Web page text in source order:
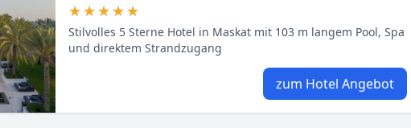
★★★★★
★★★★★
Stilvolles 5 Sterne Hotel in Maskat mit 103 m langem Pool, Spa
und direktem Strandzugang
zum Hotel Angebot